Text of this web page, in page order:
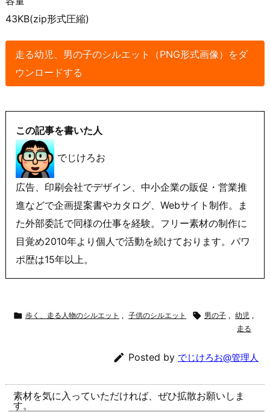
43KB(zip形式圧縮)
走る幼児、男の子のシルエット（PNG形式画像）をダ
ウンロードする
この記事を書いた人
でじけろお
広告、印刷会社でデザイン、中小企業の販促・営業推
進などで企画提案書やカタログ、Webサイト制作。ま
た外部委託で同様の仕事を経験。フリー素材の制作に
目覚め2010年より個人で活動を続けております。パワ
ポ歴は15年以上。
 歩く、走る人物のシルエット , 子供のシルエット  男の子 , 幼児 ,
走る
 Posted by でじけろお@管理人
素材を気に入っていただければ、ぜひ拡散お願いしま
す。